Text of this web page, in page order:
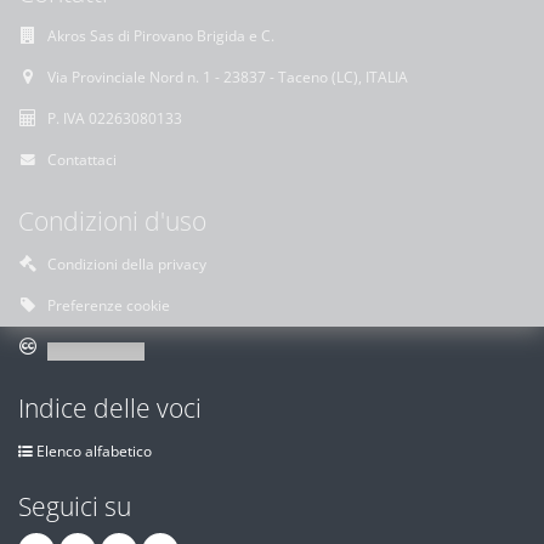
Akros Sas di Pirovano Brigida e C.
Via Provinciale Nord n. 1 - 23837 - Taceno (LC), ITALIA
P. IVA 02263080133
Contattaci
Condizioni d'uso
Condizioni della privacy
Preferenze cookie
Indice delle voci
Elenco alfabetico
Seguici su